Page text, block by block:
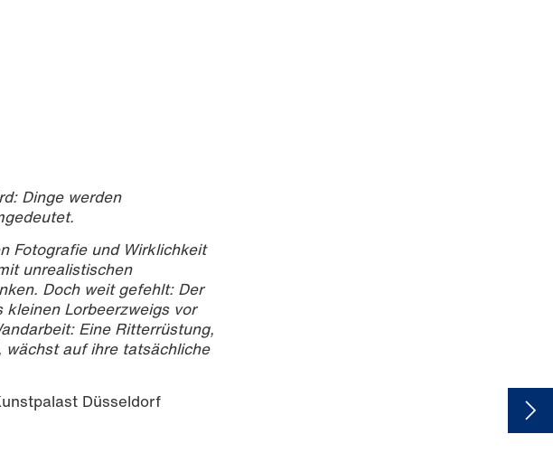
Clement
Dinge werden
Fotografie und Wirklichkeit
unrealistischen
Doch weit gefehlt: Der
Lorbeerzweigs vor
Eine Ritterrüstung,
auf ihre tatsächliche
Düsseldorf